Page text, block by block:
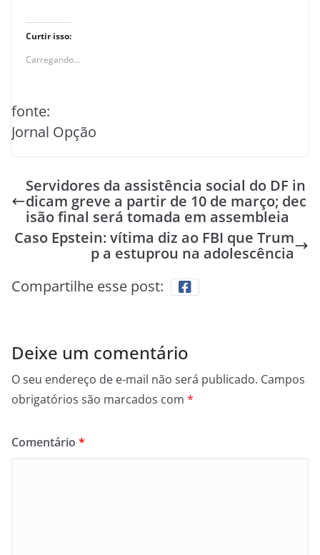
Curtir isso:
Carregando...
fonte:
Jornal Opção
Servidores da assistência social do DF in
dicam greve a partir de 10 de março; dec
isão final será tomada em assembleia
Caso Epstein: vítima diz ao FBI que Trum
p a estuprou na adolescência
Compartilhe esse post:
Deixe um comentário
O seu endereço de e-mail não será publicado. Campos
obrigatórios são marcados com *
Comentário *